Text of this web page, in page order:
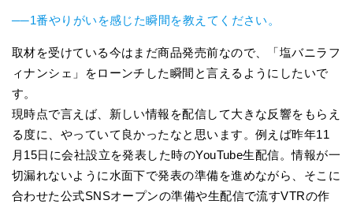
──1番やりがいを感じた瞬間を教えてください。
取材を受けている今はまだ商品発売前なので、「塩バニラフ
ィナンシェ」をローンチした瞬間と言えるようにしたいで
す。
現時点で言えば、新しい情報を配信して大きな反響をもらえ
る度に、やっていて良かったなと思います。例えば昨年11
月15日に会社設立を発表した時のYouTube生配信。情報が一
切漏れないように水面下で発表の準備を進めながら、そこに
合わせた公式SNSオープンの準備や生配信で流すVTRの作